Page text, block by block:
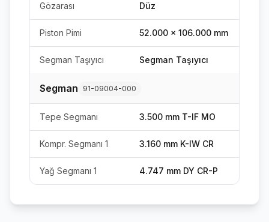
Gözarası Düz
Piston Pimi 52.000 x 106.000 mm
Segman Taşıyıcı Segman Taşıyıcı
Segman 91-09004-000
Tepe Segmanı 3.500 mm T-IF MO
Kompr. Segmanı 1 3.160 mm K-IW CR
Yağ Segmanı 1 4.747 mm DY CR-P